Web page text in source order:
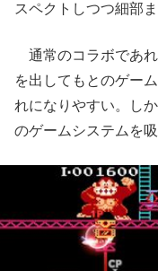
スペクトしつつ細部
通常のコラボであ
を出してもとのゲー
れになりやすい。し
のゲームシステムを